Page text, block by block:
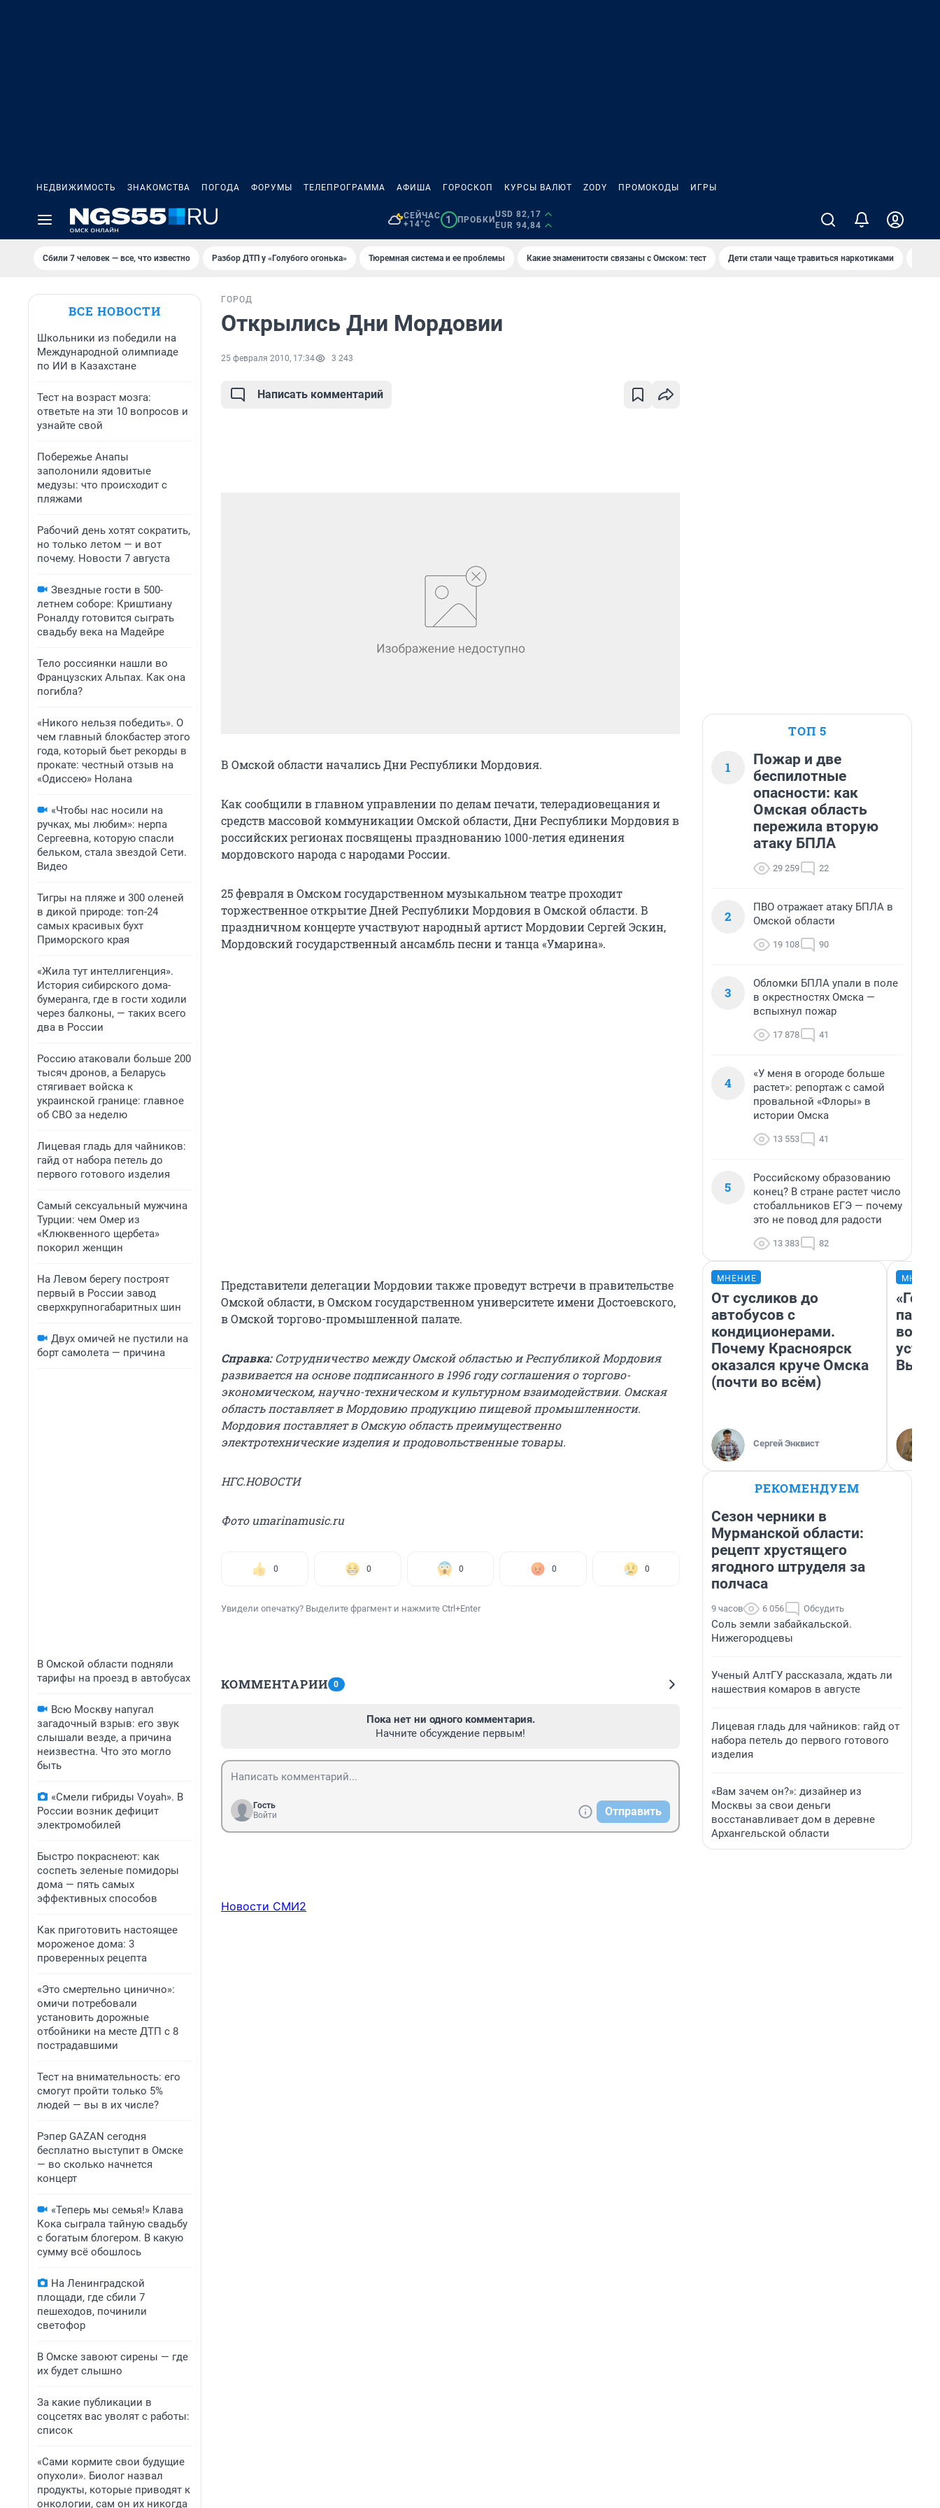
НЕДВИЖИМОСТЬ ЗНАКОМСТВА ПОГОДА ФОРУМЫ ТЕЛЕПРОГРАММА АФИША ГОРОСКОП КУРСЫ ВАЛЮТ ZODY ПРОМОКОДЫ ИГРЫ
СЕЙЧАС
+14°C
1 ПРОБКИ
USD 82,17
EUR 94,84
Сбили 7 человек — все, что известно Разбор ДТП у «Голубого огонька» Тюремная система и ее проблемы Какие знаменитости связаны с Омском: тест Дети стали чаще травиться наркотиками
ВСЕ НОВОСТИ
Школьники из победили на
Международной олимпиаде
по ИИ в Казахстане
Тест на возраст мозга:
ответьте на эти 10 вопросов и
узнайте свой
Побережье Анапы
заполонили ядовитые
медузы: что происходит с
пляжами
Рабочий день хотят сократить,
но только летом — и вот
почему. Новости 7 августа
Звездные гости в 500-
летнем соборе: Криштиану
Роналду готовится сыграть
свадьбу века на Мадейре
Тело россиянки нашли во
Французских Альпах. Как она
погибла?
«Никого нельзя победить». О
чем главный блокбастер этого
года, который бьет рекорды в
прокате: честный отзыв на
«Одиссею» Нолана
«Чтобы нас носили на
ручках, мы любим»: нерпа
Сергеевна, которую спасли
бельком, стала звездой Сети.
Видео
Тигры на пляже и 300 оленей
в дикой природе: топ-24
самых красивых бухт
Приморского края
«Жила тут интеллигенция».
История сибирского дома-
бумеранга, где в гости ходили
через балконы, — таких всего
два в России
Россию атаковали больше 200
тысяч дронов, а Беларусь
стягивает войска к
украинской границе: главное
об СВО за неделю
Лицевая гладь для чайников:
гайд от набора петель до
первого готового изделия
Самый сексуальный мужчина
Турции: чем Омер из
«Клюквенного щербета»
покорил женщин
На Левом берегу построят
первый в России завод
сверхкрупногабаритных шин
Двух омичей не пустили на
борт самолета — причина
В Омской области подняли
тарифы на проезд в автобусах
Всю Москву напугал
загадочный взрыв: его звук
слышали везде, а причина
неизвестна. Что это могло
быть
«Смели гибриды Voyah». В
России возник дефицит
электромобилей
Быстро покраснеют: как
соспеть зеленые помидоры
дома — пять самых
эффективных способов
Как приготовить настоящее
мороженое дома: 3
проверенных рецепта
«Это смертельно цинично»:
омичи потребовали
установить дорожные
отбойники на месте ДТП с 8
пострадавшими
Тест на внимательность: его
смогут пройти только 5%
людей — вы в их числе?
Рэпер GAZAN сегодня
бесплатно выступит в Омске
— во сколько начнется
концерт
«Теперь мы семья!» Клава
Кока сыграла тайную свадьбу
с богатым блогером. В какую
сумму всё обошлось
На Ленинградской
площади, где сбили 7
пешеходов, починили
светофор
В Омске завоют сирены — где
их будет слышно
За какие публикации в
соцсетях вас уволят с работы:
список
«Сами кормите свои будущие
опухоли». Биолог назвал
продукты, которые приводят к
онкологии, сам он их никогда
ГОРОД
Открылись Дни Мордовии
25 февраля 2010, 17:34 3 243
Написать комментарий
В Омской области начались Дни Республики Мордовия.
Как сообщили в главном управлении по делам печати, телерадиовещания и
средств массовой коммуникации Омской области, Дни Республики Мордовия в
российских регионах посвящены празднованию 1000-летия единения
мордовского народа с народами России.
25 февраля в Омском государственном музыкальном театре проходит
торжественное открытие Дней Республики Мордовия в Омской области. В
праздничном концерте участвуют народный артист Мордовии Сергей Эскин,
Мордовский государственный ансамбль песни и танца «Умарина».
Представители делегации Мордовии также проведут встречи в правительстве
Омской области, в Омском государственном университете имени Достоевского,
в Омской торгово-промышленной палате.
Справка:Сотрудничество между Омской областью и Республикой Мордовия
развивается на основе подписанного в 1996 году соглашения о торгово-
экономическом, научно-техническом и культурном взаимодействии. Омская
область поставляет в Мордовию продукцию пищевой промышленности.
Мордовия поставляет в Омскую область преимущественно
электротехнические изделия и продовольственные товары.
НГС.НОВОСТИ
Фото umarinamusic.ru
0 0 0 0 0
Увидели опечатку? Выделите фрагмент и нажмите Ctrl+Enter
КОММЕНТАРИИ 0
Пока нет ни одного комментария.
Начните обсуждение первым!
Гость
Войти
Отправить
Новости СМИ2
ТОП 5
1
Пожар и две
беспилотные
опасности: как
Омская область
пережила вторую
атаку БПЛА
29 259 22
2
ПВО отражает атаку БПЛА в
Омской области
19 108 90
3
Обломки БПЛА упали в поле
в окрестностях Омска —
вспыхнул пожар
17 878 41
4
«У меня в огороде больше
растет»: репортаж с самой
провальной «Флоры» в
истории Омска
13 553 41
5
Российскому образованию
конец? В стране растет число
стобалльников ЕГЭ — почему
это не повод для радости
13 383 82
МНЕНИЕ
От сусликов до
автобусов с
кондиционерами.
Почему Красноярск
оказался круче Омска
(почти во всём)
Сергей Энквист
РЕКОМЕНДУЕМ
Сезон черники в
Мурманской области:
рецепт хрустящего
ягодного штруделя за
полчаса
9 часов 6 056 Обсудить
Соль земли забайкальской.
Нижегородцевы
Ученый АлтГУ рассказала, ждать ли
нашествия комаров в августе
Лицевая гладь для чайников: гайд от
набора петель до первого готового
изделия
«Вам зачем он?»: дизайнер из
Москвы за свои деньги
восстанавливает дом в деревне
Архангельской области